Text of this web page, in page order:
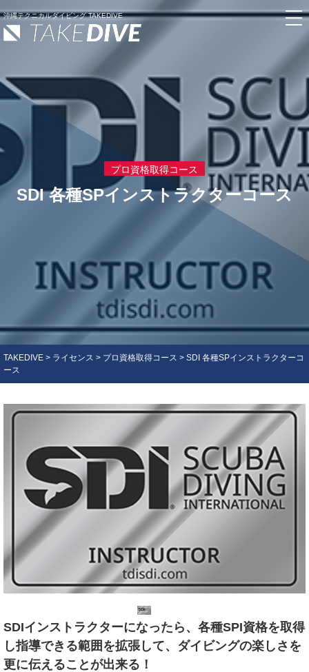
沖縄テクニカルダイビング TAKEDIVE
プロ資格取得コース
SDI 各種SPインストラクターコース
TAKEDIVE > ライセンス > プロ資格取得コース > SDI 各種SPインストラクターコ
ース
SDIインストラクターになったら、各種SPI資格を取得
し指導できる範囲を拡張して、ダイビングの楽しさを
更に伝えることが出来る！